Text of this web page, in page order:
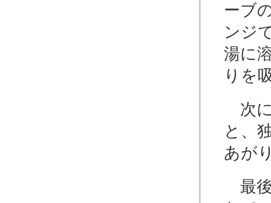
ーブ
ンジ
湯に
りを
次
と、
あが
最